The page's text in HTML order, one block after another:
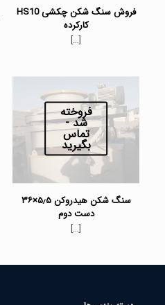
فروش سنگ شکن چکشی HS10
کارکرده
[…]
فروخته
شد -
تماس
بگیرید
سنگ شکن هیدروکن ۵٫۵×۳۶
دست دوم
[…]